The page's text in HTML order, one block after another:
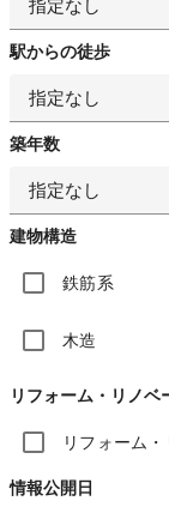
指定なし
駅からの徒歩
指定なし
築年数
指定なし
建物構造
鉄筋系
木造
リフォーム・リノベ
リフォーム
情報公開日